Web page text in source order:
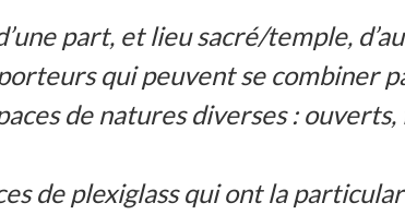
part, et lieu sacré/temple,
qui peuvent se combiner
de natures diverses :
de plexiglass qui ont la